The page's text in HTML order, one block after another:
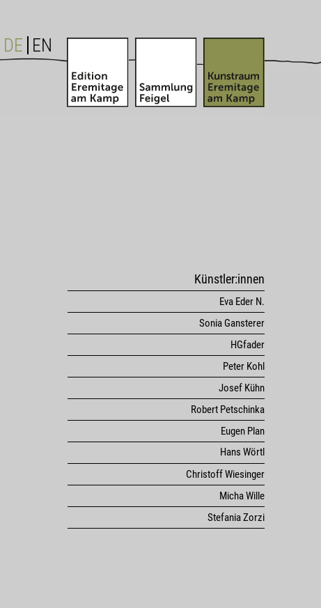
DE EN
Künstler:innen
Eva Eder N.
Sonia Gansterer
HGfader
Peter Kohl
Josef Kühn
Robert Petschinka
Eugen Plan
Hans Wörtl
Christoff Wiesinger
Micha Wille
Stefania Zorzi